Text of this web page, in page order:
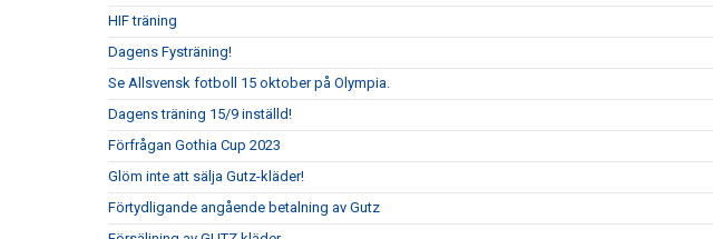
HIF träning
Dagens Fysträning!
Se Allsvensk fotboll 15 oktober på Olympia.
Dagens träning 15/9 inställd!
Förfrågan Gothia Cup 2023
Glöm inte att sälja Gutz-kläder!
Förtydligande angående betalning av Gutz